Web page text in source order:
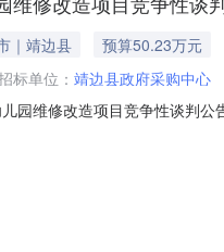
｜靖边县
预算50.23万元
标单位： 靖边县政府采购中心
园维修改造项目竞争性谈判
购幼儿园维修改造项目二、